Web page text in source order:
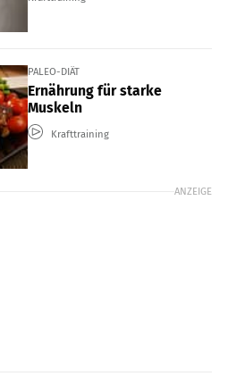
PALEO-DIÄT
Ernährung für starke
Muskeln
Krafttraining
ANZEIGE